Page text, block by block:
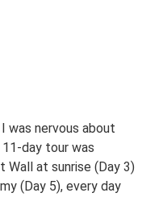
was nervous about
day tour was
Wall at sunrise (Day 3)
(Day 5), every day